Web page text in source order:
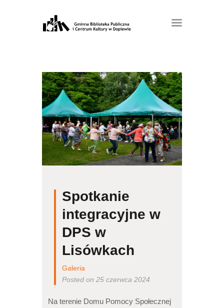
Spotkanie
integracyjne w
DPS w
Lisówkach
Galeria
Posted on 25 czerwca 2024
Na terenie Domu Pomocy Społecznej